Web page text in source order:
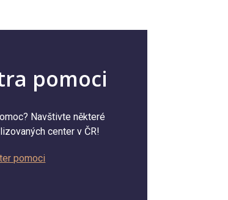
pomoci
Navštivte některé
center v ČR!
pomoci